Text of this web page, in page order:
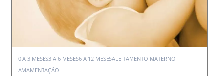
0 A 3 MESES3 A 6 MESES6 A 12 MESESALEITAMENTO MATERNO
AMAMENTAÇÃO